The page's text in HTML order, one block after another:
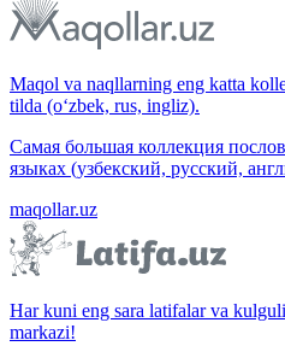
Maqol va naqllarning eng katta
tilda (o‘zbek, rus, ingliz).
Самая большая коллекция
языках (узбекский, русский,
maqollar.uz
Har kuni eng sara latifalar va
markazi!